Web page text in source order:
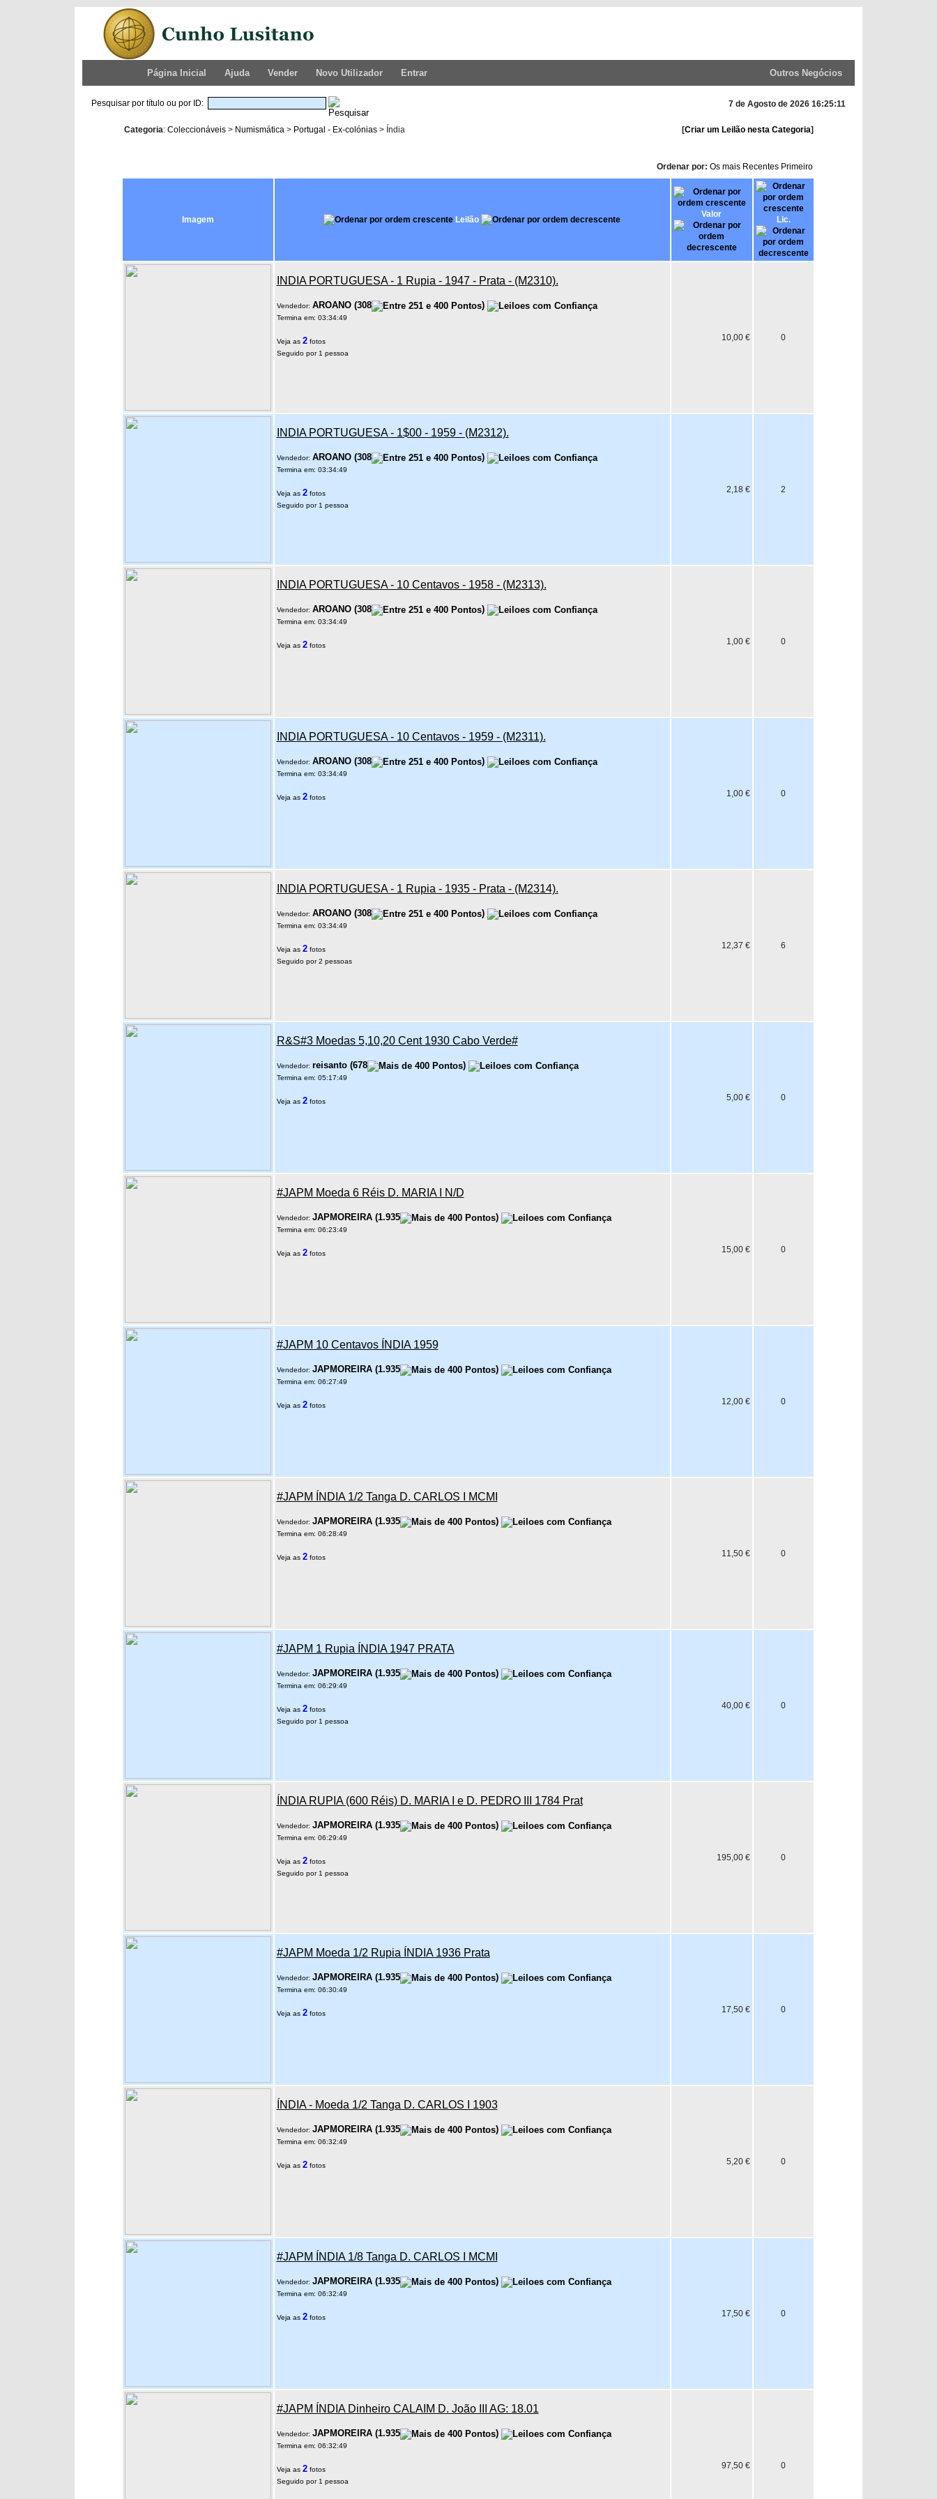
Página Inicial Ajuda Vender Novo Utilizador Entrar Outros Negócios
Pesquisar por título ou por ID: 7 de Agosto de 2026 16:25:11
Categoria: Coleccionáveis> Numismática> Portugal - Ex-colónias> Índia [Criar um Leilão nesta Categoria]
Ordenar por: Os mais Recentes Primeiro
Imagem Leilão
Valor
Lic.
INDIA PORTUGUESA - 1 Rupia - 1947 - Prata - (M2310).
Vendedor: AROANO(308 )
Termina em: 03:34:49
Veja as 2fotos
Seguido por 1 pessoa
10,00 € 0
INDIA PORTUGUESA - 1$00 - 1959 - (M2312).
Vendedor: AROANO(308 )
Termina em: 03:34:49
Veja as 2fotos
Seguido por 1 pessoa
2,18 € 2
INDIA PORTUGUESA - 10 Centavos - 1958 - (M2313).
Vendedor: AROANO(308 )
Termina em: 03:34:49
Veja as 2fotos 1,00 € 0
INDIA PORTUGUESA - 10 Centavos - 1959 - (M2311).
Vendedor: AROANO(308 )
Termina em: 03:34:49
Veja as 2fotos 1,00 € 0
INDIA PORTUGUESA - 1 Rupia - 1935 - Prata - (M2314).
Vendedor: AROANO(308 )
Termina em: 03:34:49
Veja as 2fotos
Seguido por 2 pessoas
12,37 € 6
R&S#3 Moedas 5,10,20 Cent 1930 Cabo Verde#
Vendedor: reisanto(678 )
Termina em: 05:17:49
Veja as 2fotos 5,00 € 0
#JAPM Moeda 6 Réis D. MARIA I N/D
Vendedor: JAPMOREIRA(1.935 )
Termina em: 06:23:49
Veja as 2fotos 15,00 € 0
#JAPM 10 Centavos ÍNDIA 1959
Vendedor: JAPMOREIRA(1.935 )
Termina em: 06:27:49
Veja as 2fotos 12,00 € 0
#JAPM ÍNDIA 1/2 Tanga D. CARLOS I MCMI
Vendedor: JAPMOREIRA(1.935 )
Termina em: 06:28:49
Veja as 2fotos 11,50 € 0
#JAPM 1 Rupia ÍNDIA 1947 PRATA
Vendedor: JAPMOREIRA(1.935 )
Termina em: 06:29:49
Veja as 2fotos
Seguido por 1 pessoa
40,00 € 0
ÍNDIA RUPIA (600 Réis) D. MARIA I e D. PEDRO III 1784 Prat
Vendedor: JAPMOREIRA(1.935 )
Termina em: 06:29:49
Veja as 2fotos
Seguido por 1 pessoa
195,00 € 0
#JAPM Moeda 1/2 Rupia ÍNDIA 1936 Prata
Vendedor: JAPMOREIRA(1.935 )
Termina em: 06:30:49
Veja as 2fotos 17,50 € 0
ÍNDIA - Moeda 1/2 Tanga D. CARLOS I 1903
Vendedor: JAPMOREIRA(1.935 )
Termina em: 06:32:49
Veja as 2fotos 5,20 € 0
#JAPM ÍNDIA 1/8 Tanga D. CARLOS I MCMI
Vendedor: JAPMOREIRA(1.935 )
Termina em: 06:32:49
Veja as 2fotos 17,50 € 0
#JAPM ÍNDIA Dinheiro CALAIM D. João III AG: 18.01
Vendedor: JAPMOREIRA(1.935 )
Termina em: 06:32:49
Veja as 2fotos
Seguido por 1 pessoa
97,50 € 0